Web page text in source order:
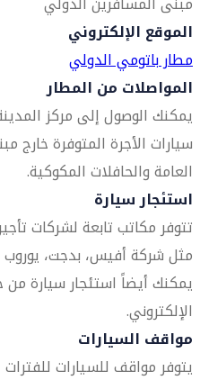
الموقع الإلكتروني
مطار باتومي الدولي
المواصلات من المطار
يمكنك الوصول إلى مركز
سيارات الأجرة المتوفرة خارج
العامة والحافلات المكوكية.
استئجار سيارة
تتوفر مكاتب تابعة لشركات
مثل شركة أفيس، بدجت، يوروب
يمكنك أيضاً استئجار سيارة من
الإلكتروني.
مواقف السيارات